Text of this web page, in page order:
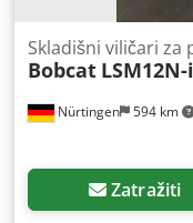
Nürtingen 594 km
Skladišni viličari za
Bobcat
Zatražiti